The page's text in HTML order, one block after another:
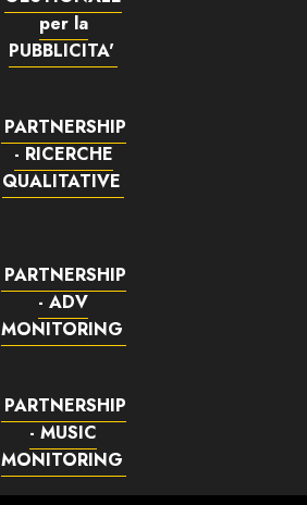
per la
PUBBLICITA'
PARTNERSHIP
- RICERCHE
QUALITATIVE
PARTNERSHIP
- ADV
MONITORING
PARTNERSHIP
- MUSIC
MONITORING